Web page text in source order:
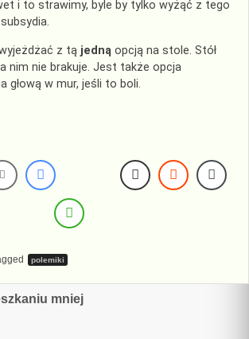
i to strawimy, byle by tylko wyżąć z tego
z tą jedną opcją na stole. Stół
nim nie brakuje. Jest także opcja
głową w mur, jeśli to boli.
polemiki
mniej